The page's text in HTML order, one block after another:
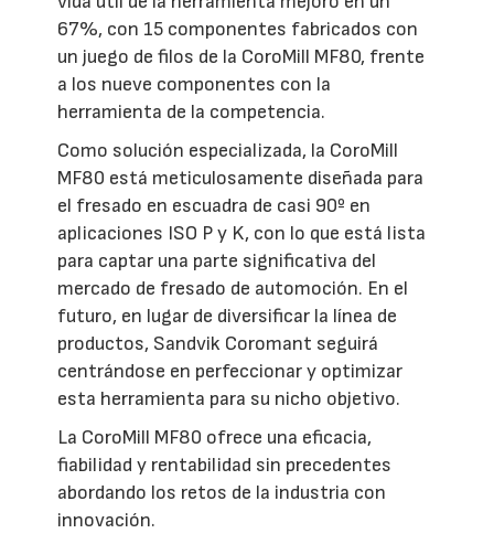
67%, con 15 componentes fabricados con
un juego de filos de la CoroMill MF80, frente
a los nueve componentes con la
herramienta de la competencia.
Como solución especializada, la CoroMill
MF80 está meticulosamente diseñada para
el fresado en escuadra de casi 90º en
aplicaciones ISO P y K, con lo que está lista
para captar una parte significativa del
mercado de fresado de automoción. En el
futuro, en lugar de diversificar la línea de
productos, Sandvik Coromant seguirá
centrándose en perfeccionar y optimizar
esta herramienta para su nicho objetivo.
La CoroMill MF80 ofrece una eficacia,
fiabilidad y rentabilidad sin precedentes
abordando los retos de la industria con
innovación.